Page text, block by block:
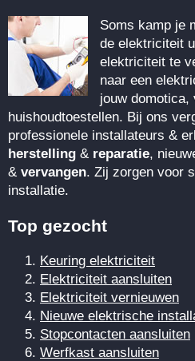
Soms kamp je
de elektriciteit
elektriciteit te
naar een
jouw domotica,
huishoudtoestellen. Bij ons
professionele installateurs &
herstelling & reparatie,
& vervangen. Zij zorgen voor
installatie.
Top gezocht
Keuring elektriciteit
Elektriciteit aansluiten
Elektriciteit vernieuwen
Nieuwe elektrische
Stopcontacten aansluiten
Werfkast aansluiten